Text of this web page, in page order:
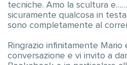
tecniche. Amo la scultura
sicuramente qualcosa in
sono completamente al
Ringrazio infinitamente Mario
conversazione e vi invito a